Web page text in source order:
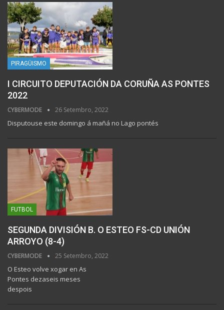
PIRAGÜISMO
I CIRCUITO DEPUTACIÓN DA CORUÑA AS PONTES
2022
CYBERMODE 26 Setembro, 2022
Disputouse este domingo á mañá no Lago pontés
FUTBOL
SEGUNDA DIVISIÓN B. O ESTEO FS-CD UNIÓN
ARROYO (8-4)
CYBERMODE 25 Setembro, 2022
O Esteo volve xogar en As
Pontes dezaseis meses
despois